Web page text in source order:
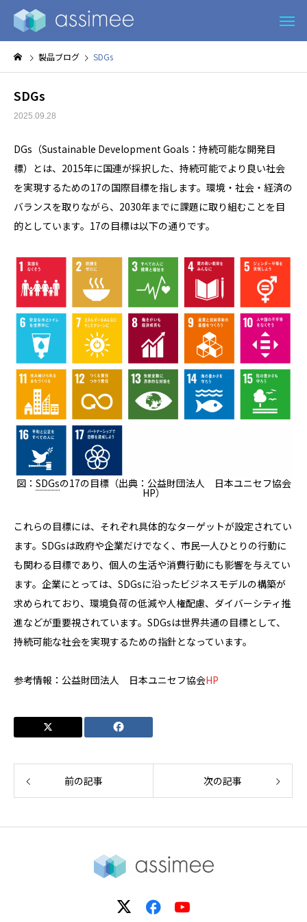
製品ブログ SDGs
SDGs
2025.09.28
DGs（Sustainable Development Goals：持続可能な開発目
標）とは、2015年に国連が採択した、持続可能でより良い社会
を実現するための17の国際目標を指します。環境・社会・経済の
バランスを取りながら、2030年までに課題に取り組むことを目
的としています。17の目標は以下の通りです。
図： SDGsの17の目標（出典：公益財団法人 日本ユニセフ協会
HP）
これらの目標には、それぞれ具体的なターゲットが設定されてい
ます。SDGsは政府や企業だけでなく、市民一人ひとりの行動に
も関わる目標であり、個人の生活や消費行動にも影響を与えてい
ます。企業にとっては、SDGsに沿ったビジネスモデルの構築が
求められており、環境負荷の低減や人権配慮、ダイバーシティ推
進などが重要視されています。SDGsは世界共通の目標として、
持続可能な社会を実現するための指針となっています。
参考情報：公益財団法人 日本ユニセフ協会HP
前の記事 次の記事